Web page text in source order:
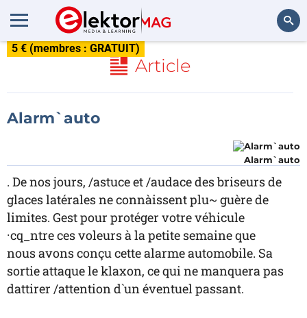
5 € (membres : GRATUIT)
Article
Alarm`auto
Alarm`auto
. De nos jours, /astuce et /audace des briseurs de
glaces latérales ne connàissent plu~ guère de
limites. Gest pour protéger votre véhicule
·cq_ntre ces voleurs à la petite semaine que
nous avons conçu cette alarme automobile. Sa
sortie attaque le klaxon, ce qui ne manquera pas
dattirer /attention d`un éventuel passant.